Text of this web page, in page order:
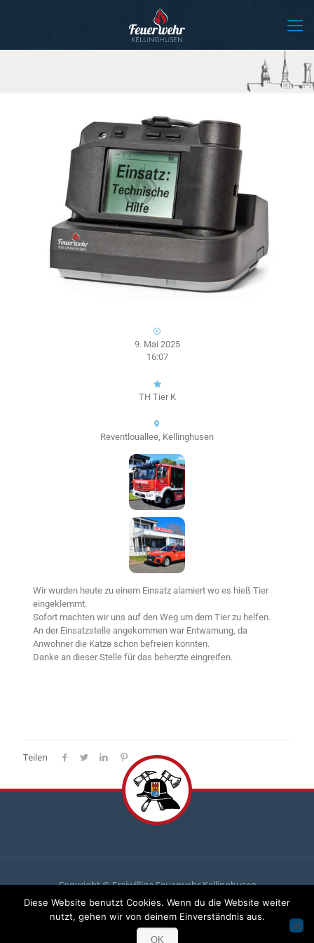
9. Mai 2025
16:07
TH Tier K
Reventlouallee, Kellinghusen
Wir wurden heute zu einem Einsatz alamiert wo es hieß Tier
eingeklemmt.
Sofort machten wir uns auf den Weg um dem Tier zu helfen.
An der Einsatzstelle angekommen war Entwarnung, da
Anwohner die Katze schon befreien konnten.
Danke an dieser Stelle für das beherzte eingreifen.
Teilen
Copyright © Freiwillige Feuerwehr Kellinghusen
Du brauchst uns, wir brauchen dich
Komm zu uns und mach mit!
Diese Website benutzt Cookies. Wenn du die Website weiter
nutzt, gehen wir von deinem Einverständnis aus.
OK